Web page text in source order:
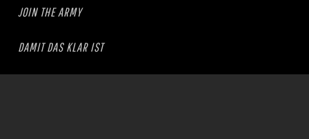
JOIN THE ARMY
DAMIT DAS KLAR IST